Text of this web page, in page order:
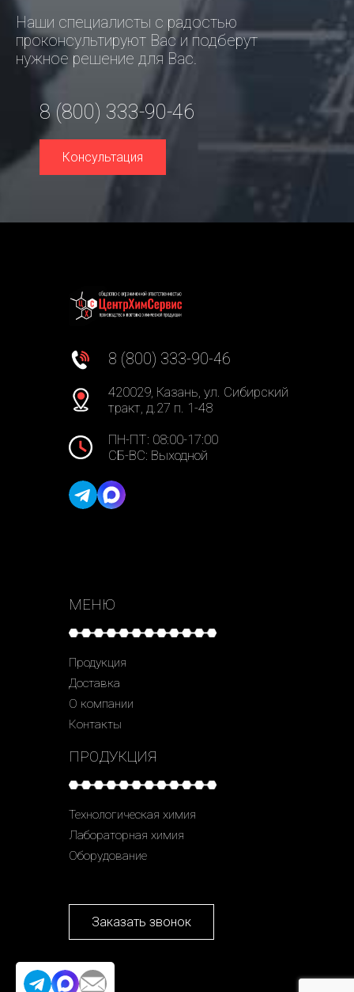
Наши специалисты с радостью
проконсультируют Вас и подберут
нужное решение для Вас.
8 (800) 333-90-46
Консультация
8 (800) 333-90-46
420029, Казань, ул. Сибирский
тракт, д.27 п. 1-48
ПН-ПТ: 08:00-17:00
СБ-ВС: Выходной
МЕНЮ
Продукция
Доставка
О компании
Контакты
ПРОДУКЦИЯ
Технологическая химия
Лабораторная химия
Оборудование
Заказать звонок